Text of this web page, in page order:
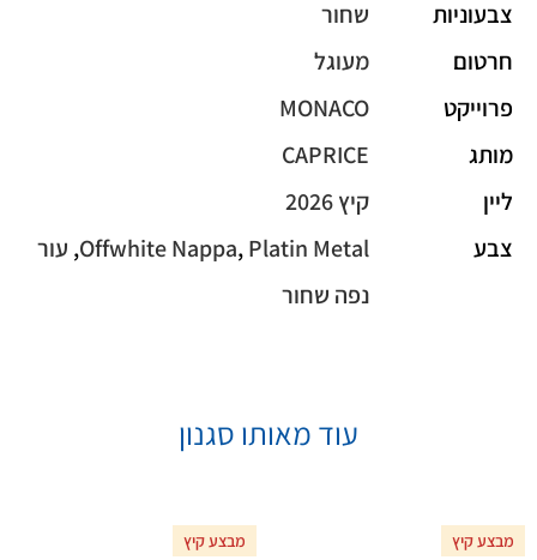
צבעוניות
שחור
חרטום
מעוגל
פרוייקט
MONACO
מותג
CAPRICE
ליין
קיץ 2026
צבע
Offwhite Nappa,Platin Metal
, עור
נפה שחור
עוד מאותו סגנון
מבצע קיץ מבצע קיץ